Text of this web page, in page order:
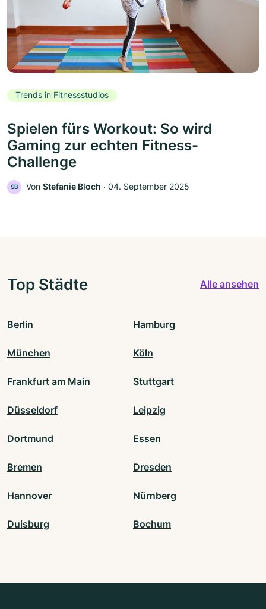
Trends in Fitnessstudios
Spielen fürs Workout: So wird
Gaming zur echten Fitness-
Challenge
SB Von Stefanie Bloch ‧ 04. September 2025
Top Städte Alle ansehen
Berlin Hamburg
München Köln
Frankfurt am Main Stuttgart
Düsseldorf Leipzig
Dortmund Essen
Bremen Dresden
Hannover Nürnberg
Duisburg Bochum